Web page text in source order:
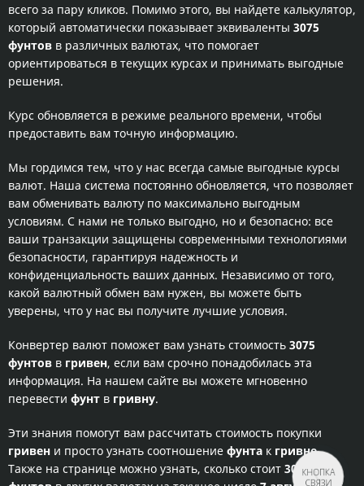
всего за пару кликов. Помимо этого, вы найдете калькулятор,
который автоматически показывает эквиваленты 3075
фунтов в различных валютах, что помогает
ориентироваться в текущих курсах и принимать выгодные
решения.
Курс обновляется в режиме реального времени, чтобы
предоставить вам точную информацию.
Мы гордимся тем, что у нас всегда самые выгодные курсы
валют. Наша система постоянно обновляется, что позволяет
вам обменивать валюту по максимально выгодным
условиям. С нами не только выгодно, но и безопасно: все
ваши транзакции защищены современными технологиями
безопасности, гарантируя надежность и
конфиденциальность ваших данных. Независимо от того,
какой валютный обмен вам нужен, вы можете быть
уверены, что у нас вы получите лучшие условия.
Конвертер валют поможет вам узнать стоимость 3075
фунтов в гривен, если вам срочно понадобилась эта
информация. На нашем сайте вы можете мгновенно
перевести фунт в гривну.
Эти знания помогут вам рассчитать стоимость покупки
гривен и просто узнать соотношение фунта к гривне.
Также на странице можно узнать, сколько стоит 3075КНОПКА
СВЯЗИ